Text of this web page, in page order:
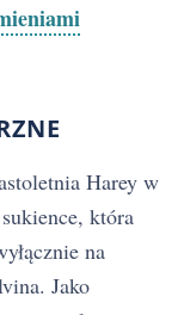
Harey w
która
na
Jako